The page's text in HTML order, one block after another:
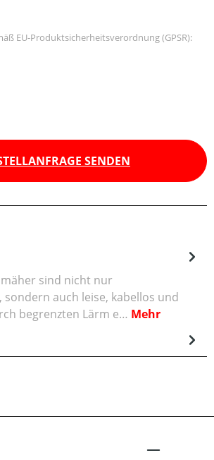
EU-Produktsicherheitsverordnung (GPSR):
SENDEN
sind nicht nur
auch leise, kabellos und
begrenzten Lärm e… Mehr